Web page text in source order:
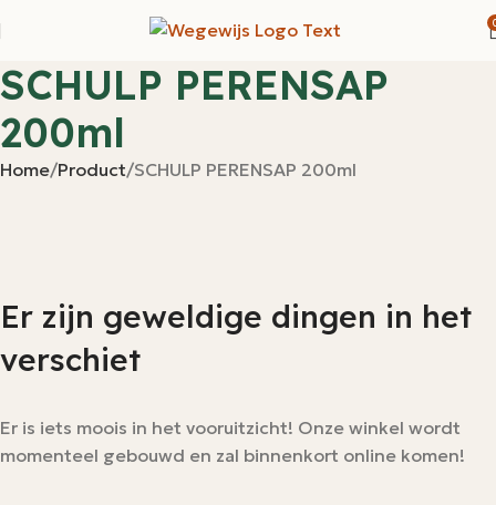
SCHULP PERENSAP
200ml
Home Product SCHULP PERENSAP 200ml
Er zijn geweldige dingen in het
verschiet
Er is iets moois in het vooruitzicht! Onze winkel wordt
momenteel gebouwd en zal binnenkort online komen!